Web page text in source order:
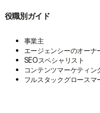
役職別ガイド
事業主
エージェンシーのオーナ
SEOスペシャリスト
コンテンツマーケティン
フルスタックグロースマ